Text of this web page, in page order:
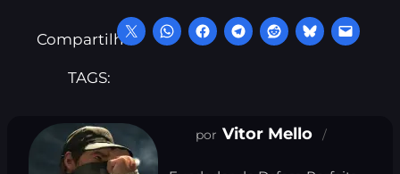
Compartilhe:
TAGS:
Vitor Mello